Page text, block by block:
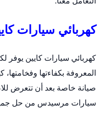
كهربائي سيارات
كهربائي سيارات كايين يوفر
المعروفة بكفاءتها وفخامتها،
صيانة خاصة بعد أن تتعرض
سيارات مرسيدس من حل